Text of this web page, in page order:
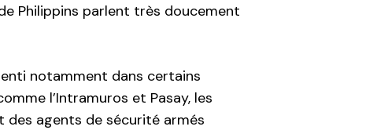
Philippins parlent très doucement
notamment dans certains
l’Intramuros et Pasay, les
des agents de sécurité armés